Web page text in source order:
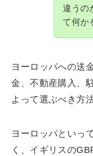
違うの
て何か
ヨーロッパへの送
金、不動産購入、
よって選ぶべき方
ヨーロッパといっ
く、イギリスの